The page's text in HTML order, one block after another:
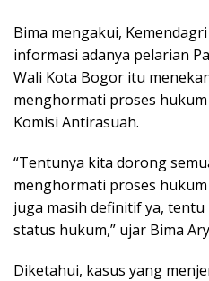
Bima mengakui,
informasi adanya pelarian
Wali Kota Bogor itu
menghormati proses
Komisi Antirasuah.
“Tentunya kita dorong
menghormati proses
juga masih definitif ya,
status hukum,” ujar Bima
Diketahui, kasus yang